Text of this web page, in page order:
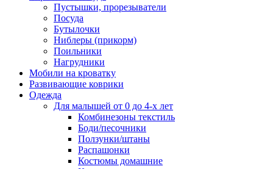
Пустышки, прорезыватели
Посуда
Бутылочки
Ниблеры (прикорм)
Поильники
Нагрудники
Мобили на кроватку
Развивающие коврики
Одежда
Для малышей от 0 до 4-х лет
Комбинезоны текстиль
Боди/песочники
Ползунки/штаны
Распашонки
Костюмы домашние